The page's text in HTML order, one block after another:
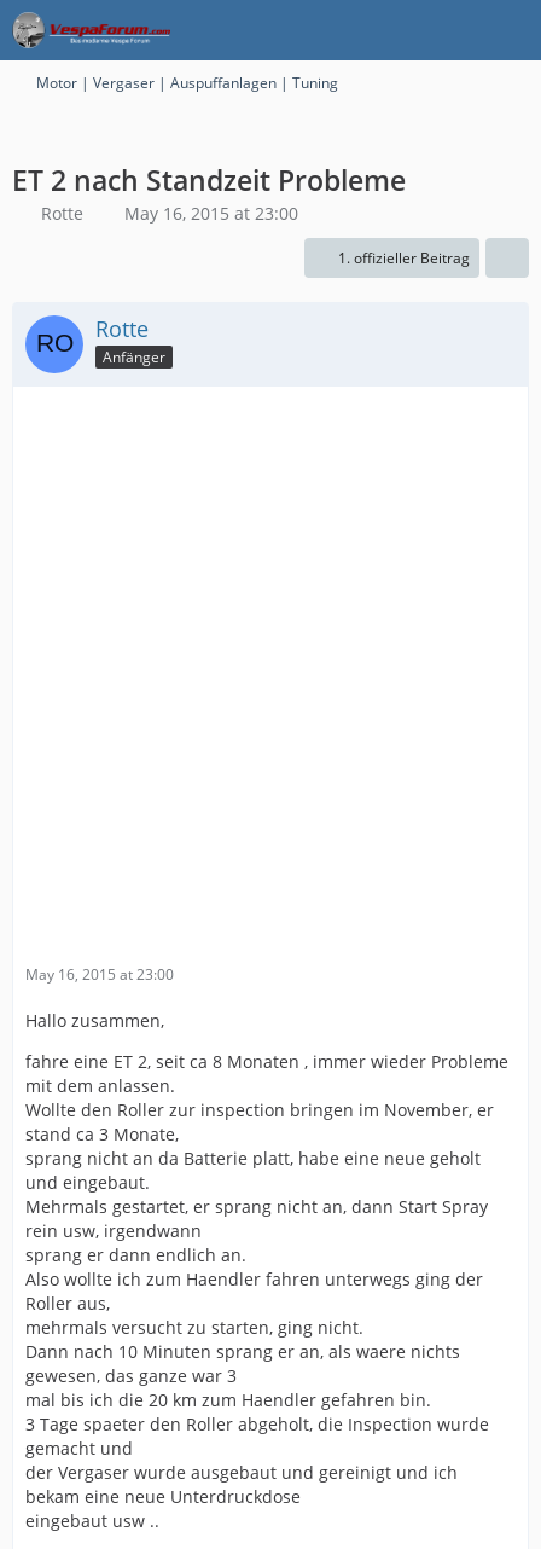
Motor | Vergaser | Auspuffanlagen | Tuning
ET 2 nach Standzeit Probleme
Rotte May 16, 2015 at 23:00
1. offizieller Beitrag
Rotte
Anfänger
May 16, 2015 at 23:00
Hallo zusammen,
fahre eine ET 2, seit ca 8 Monaten , immer wieder Probleme
mit dem anlassen.
Wollte den Roller zur inspection bringen im November, er
stand ca 3 Monate,
sprang nicht an da Batterie platt, habe eine neue geholt
und eingebaut.
Mehrmals gestartet, er sprang nicht an, dann Start Spray
rein usw, irgendwann
sprang er dann endlich an.
Also wollte ich zum Haendler fahren unterwegs ging der
Roller aus,
mehrmals versucht zu starten, ging nicht.
Dann nach 10 Minuten sprang er an, als waere nichts
gewesen, das ganze war 3
mal bis ich die 20 km zum Haendler gefahren bin.
3 Tage spaeter den Roller abgeholt, die Inspection wurde
gemacht und
der Vergaser wurde ausgebaut und gereinigt und ich
bekam eine neue Unterdruckdose
eingebaut usw ..